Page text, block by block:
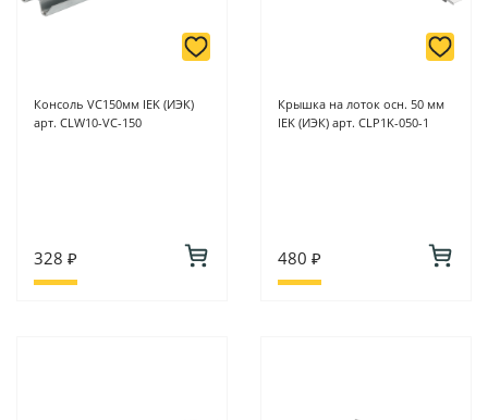
Консоль VC150мм IEK (ИЭК)
арт. CLW10-VC-150
328 ₽
Крышка на лоток осн. 50 мм
IEK (ИЭК) арт. CLP1K-050-1
480 ₽